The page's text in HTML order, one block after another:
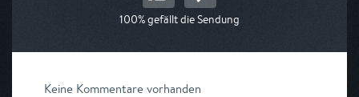
100% gefällt die Sendung
Keine Kommentare vorhanden